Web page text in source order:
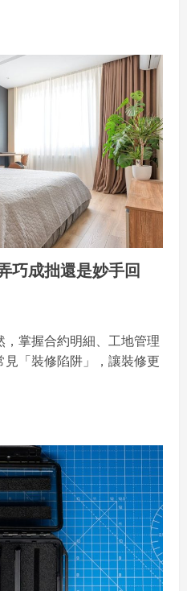
巧成拙還是妙手回
掌握合約明細、工地管理
「裝修陷阱」，讓裝修更